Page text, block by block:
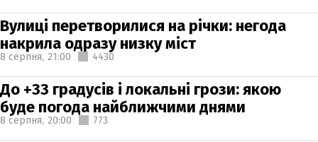
Вулиці перетворилися на річки: негода
накрила одразу низку міст
8 серпня, 21:00 4430
До +33 градусів і локальні грози: якою
буде погода найближчими днями
8 серпня, 20:00 773